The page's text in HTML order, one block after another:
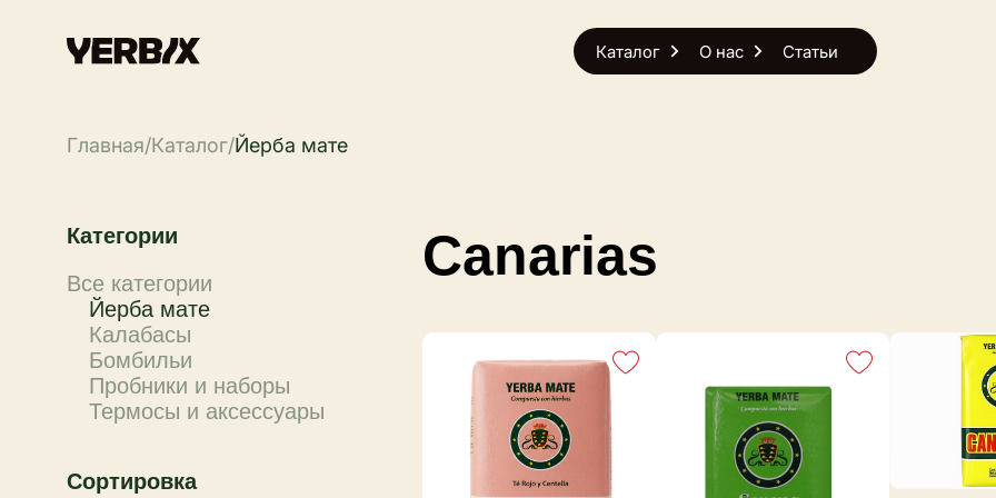
Каталог О нас Статьи
Главная/Каталог/Йерба мате
Категории
Все категории
Йерба мате
Калабасы
Бомбильи
Пробники и наборы
Термосы и аксессуары
Сортировка
Canarias